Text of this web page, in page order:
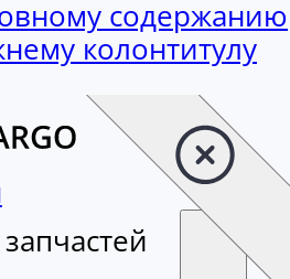
содержанию
колонтитулу